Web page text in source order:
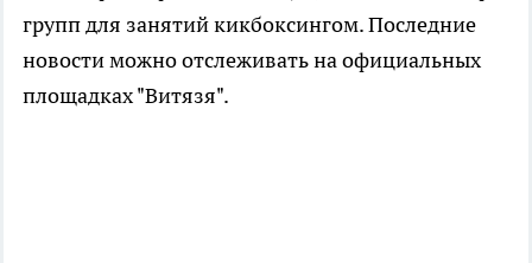
групп для занятий кикбоксингом. Последние
новости можно отслеживать на официальных
площадках "Витязя".